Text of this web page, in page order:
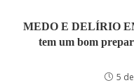
MEDO E DELÍRIO
tem um bom
5